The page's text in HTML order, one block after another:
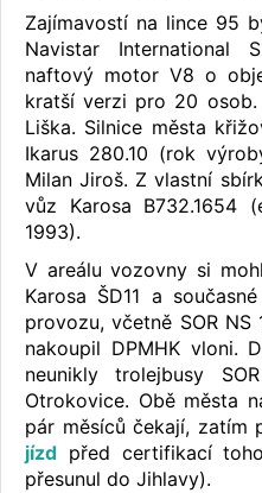
Zajímavostí na lince 95
Navistar International
naftový motor V8 o
kratší verzi pro 20 osob.
Liška. Silnice města
Ikarus 280.10 (rok
Milan Jiroš. Z vlastní
vůz Karosa B732.1654
1993).
V areálu vozovny si
Karosa ŠD11 a
provozu, včetně SOR
nakoupil DPMHK vloni.
neunikly trolejbusy
Otrokovice. Obě města
pár měsíců čekají, zatím
jízd před certifikací
přesunul do Jihlavy).